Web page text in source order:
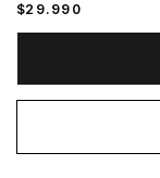
$29. 990